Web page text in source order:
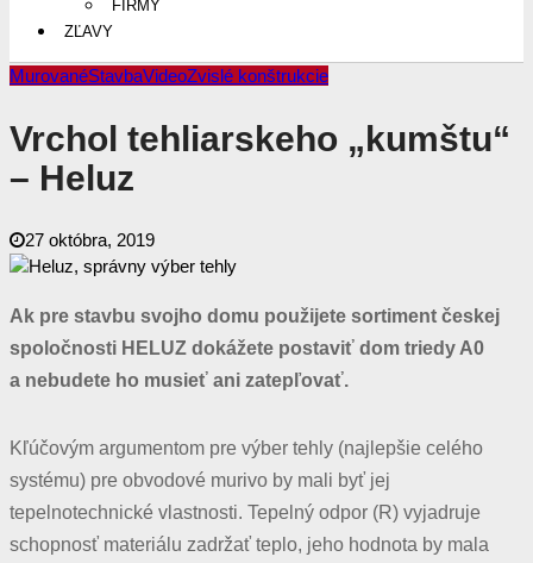
FIRMY
ZĽAVY
MurovanéStavbaVideoZvislé konštrukcie
Vrchol tehliarskeho „kumštu“
– Heluz
27 októbra, 2019
Ak pre stavbu svojho domu použijete sortiment českej
spoločnosti HELUZ dokážete postaviť dom triedy A0
a nebudete ho musieť ani zatepľovať.
K ľúčovým argumentom pre výber tehly (najlepšie celého
systému) pre obvodové murivo by mali byť jej
tepelnotechnické vlastnosti. Tepelný odpor (R) vyjadruje
schopnosť materiálu zadržať teplo, jeho hodnota by mala